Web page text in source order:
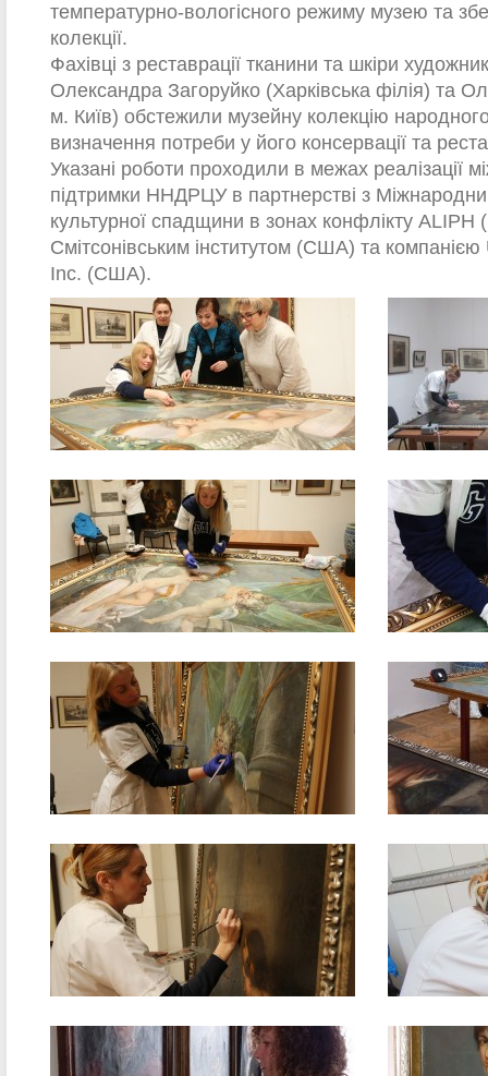
температурно-вологісного режиму музею та
колекції.
Фахівці з реставрації тканини та шкіри
Олександра Загоруйко (Харківська філія) та
м. Київ) обстежили музейну колекцію
визначення потреби у його консервації та
Указані роботи проходили в межах реалізації
підтримки ННДРЦУ в партнерстві з
культурної спадщини в зонах конфлікту ALIPH
Смітсонівським інститутом (США) та
Inc. (США).